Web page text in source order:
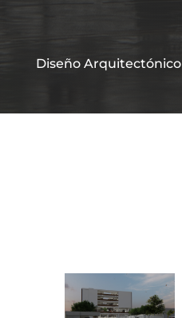
Diseño Arquitectónico